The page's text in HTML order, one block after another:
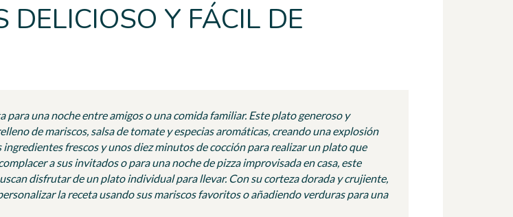
Y FÁCIL DE
para una noche entre amigos o una comida familiar. Este plato generoso y
de mariscos, salsa de tomate y especias aromáticas, creando una explosión
frescos y unos diez minutos de cocción para realizar un plato que
a sus invitados o para una noche de pizza improvisada en casa, este
disfrutar de un plato individual para llevar. Con su corteza dorada y crujiente,
la receta usando sus mariscos favoritos o añadiendo verduras para una